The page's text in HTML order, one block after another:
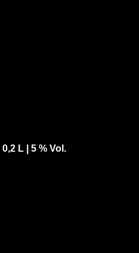
L | 5 % Vol.